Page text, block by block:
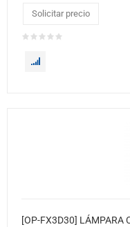
Solicitar precio
[OP-FX3D30] LÁMPARA